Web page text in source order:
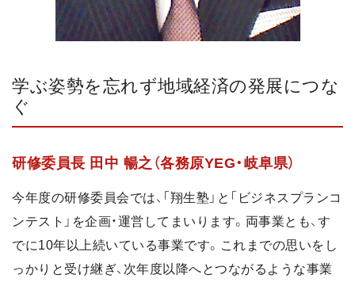
学ぶ姿勢を忘れず地域経済の発展につな
ぐ
研修委員長 田中 暢之（各務原YEG・岐阜県）
今年度の研修委員会では、「翔生塾」と「ビジネスプランコ
ンテスト」を企画・運営してまいります。両事業とも、す
でに10年以上続いている事業です。これまでの思いをし
っかりと受け継ぎ、次年度以降へとつながるような事業